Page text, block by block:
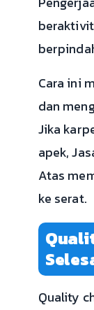
Cara ini
dan
Jika
apek,
Atas
ke serat.
Quality